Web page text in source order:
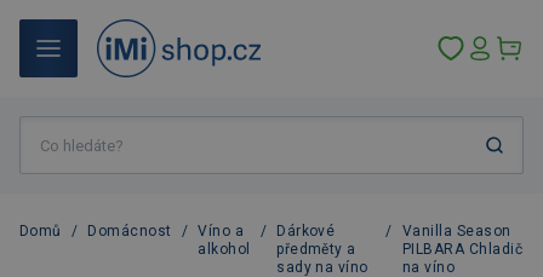
Domů / Domácnost / Víno a
alkohol
/
Dárkové
předměty a
sady na víno
/
Vanilla Season
PILBARA Chladič
na víno